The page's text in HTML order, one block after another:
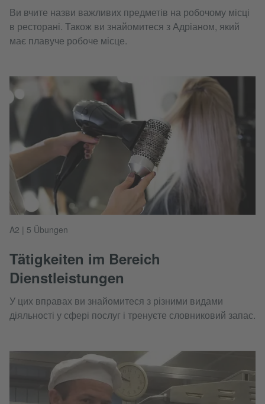
Ви вчите назви важливих предметів на робочому місці
в ресторані. Також ви знайомитеся з Адріаном, який
має плавуче робоче місце.
A2 | 5 Übungen
Tätigkeiten im Bereich
Dienstleistungen
У цих вправах ви знайомитеся з різними видами
діяльності у сфері послуг і тренуєте словниковий запас.